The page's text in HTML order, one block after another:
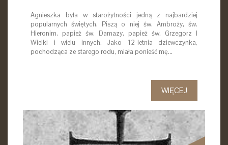
Agnieszka była w starożytności jedną z najbardziej
popularnych świętych. Piszą o niej św. Ambroży, św.
Hieronim, papież św. Damazy, papież św. Grzegorz I
Wielki i wielu innych. Jako 12-letnia dziewczynka,
pochodząca ze starego rodu, miała ponieść mę…
WIĘCEJ